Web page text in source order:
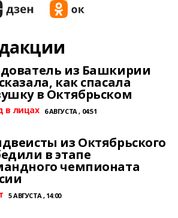
из Башкирии
как спасала
в Октябрьском
в лицах 6 АВГУСТА , 04:51
из Октябрьского
в этапе
чемпионата
5 АВГУСТА , 14:00